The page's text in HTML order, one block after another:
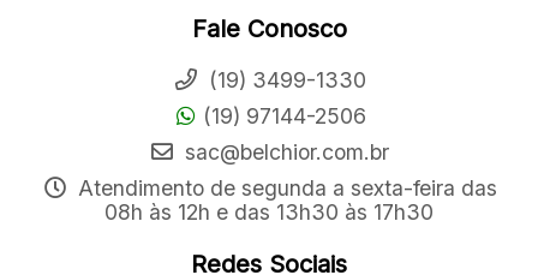
Fale Conosco
(19) 3499-1330
(19) 97144-2506
sac@belchior.com.br
Atendimento de segunda a sexta-feira das
08h às 12h e das 13h30 às 17h30
Redes Sociais